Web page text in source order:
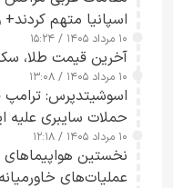
اسپانیا متهم کردند+
۱۰ مرداد ۱۴۰۵ / ۱۵:۲۴
آخرین قیمت طلا، سکه و ارز
۱۰ مرداد ۱۴۰۵ / ۱۳:۰۸
اسوشیتدپرس: ترامپ
حملات سایبری علیه
ارائه نکرد
۱۰ مرداد ۱۴۰۵ / ۱۲:۱۸
نخستین هواپیماهای
عملیات‌های